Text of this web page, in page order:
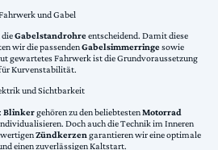
und Gabel
Gabelstandrohreentscheidend. Damit diese
wir die passendenGabelsimmerringesowie
gewartetes Fahrwerk ist die Grundvoraussetzung
Kurvenstabilität.
und Sichtbarkeit
Blinkergehören zu den beliebtestenMotorrad
Doch auch die Technik im Inneren
Zündkerzen garantieren wir eine optimale
einen zuverlässigen Kaltstart.